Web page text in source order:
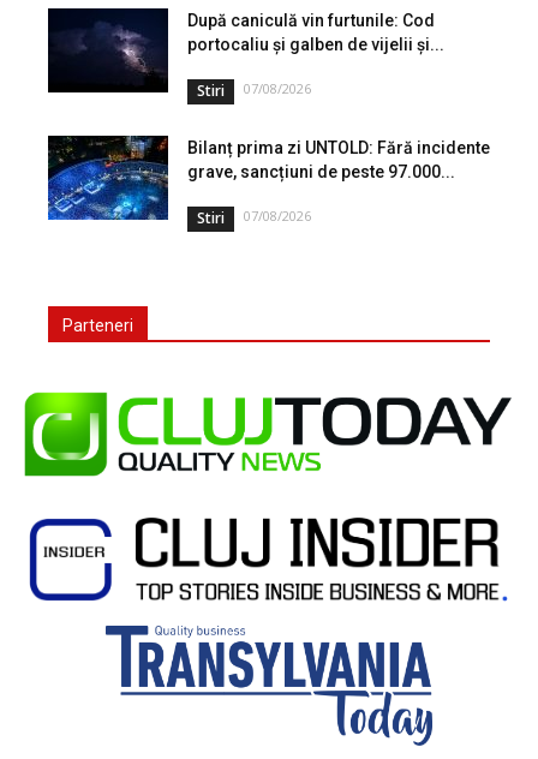
După caniculă vin furtunile: Cod
portocaliu și galben de vijelii și...
Stiri 07/08/2026
Bilanț prima zi UNTOLD: Fără incidente
grave, sancțiuni de peste 97.000...
Stiri 07/08/2026
Parteneri